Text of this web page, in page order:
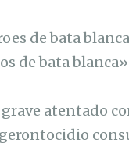
de bata
de bata
atentado